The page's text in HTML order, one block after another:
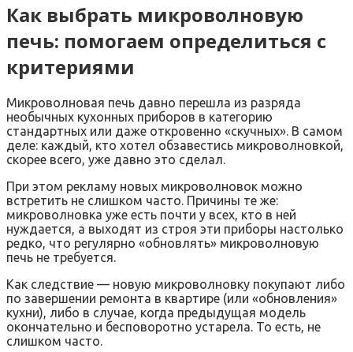
Как выбрать микроволновую
печь: помогаем определиться с
критериями
Микроволновая печь давно перешла из разряда
необычных кухонных приборов в категорию
стандартных или даже откровенно «скучных». В самом
деле: каждый, кто хотел обзавестись микроволновкой,
скорее всего, уже давно это сделал.
При этом рекламу новых микроволновок можно
встретить не слишком часто. Причины те же:
микроволновка уже есть почти у всех, кто в ней
нуждается, а выходят из строя эти приборы настолько
редко, что регулярно «обновлять» микроволновую
печь не требуется.
Как следствие — новую микроволновку покупают либо
по завершении ремонта в квартире (или «обновления»
кухни), либо в случае, когда предыдущая модель
окончательно и бесповоротно устарела. То есть, не
слишком часто.